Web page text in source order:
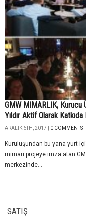
GMW MIMARLIK,
Yıldır Aktif Olarak
ARALIK 6TH, 2017 | 0 COMMENTS
Kuruluşundan bu yana yurt
mimari projeye imza atan
merkezinde...
SATIŞ